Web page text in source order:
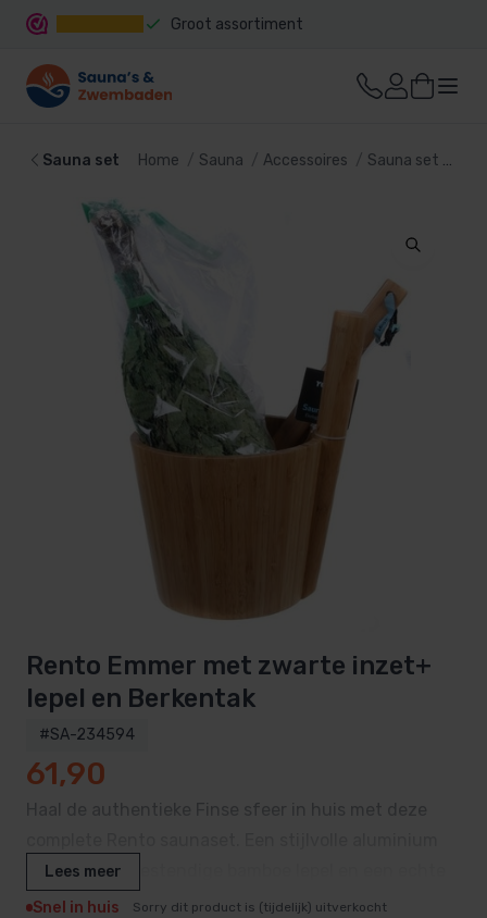
Groot assortiment
Sauna set Home Sauna Accessoires Sauna set
Rento Emmer met zwarte inzet+
lepel en Berkentak
#SA-234594
61,90
Haal de authentieke Finse sfeer in huis met deze
emmer, hittebestendige bamboe lepel en een echte
gedroogde berkentak voor de ultieme wellness-
Lees meer
Snel in huis
Sorry dit product is (tijdelijk) uitverkocht